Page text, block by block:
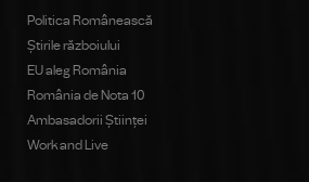
Politica Românească
Știrile războiului
EU aleg România
România de Nota 10
Ambasadorii Științei
Work and Live